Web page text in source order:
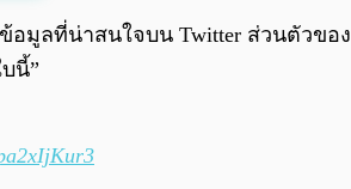
อมูลที่น่าสนใจบน Twitter ส่วนตัวขอ
นี้”